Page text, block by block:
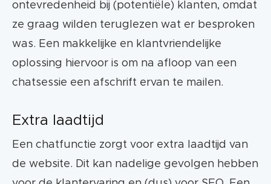
ontevredenheid bij (potentiële) klanten, omdat
ze graag wilden teruglezen wat er besproken
was. Een makkelijke en klantvriendelijke
oplossing hiervoor is om na afloop van een
chatsessie een afschrift ervan te mailen.
Extra laadtijd
Een chatfunctie zorgt voor extra laadtijd van
de website. Dit kan nadelige gevolgen hebben